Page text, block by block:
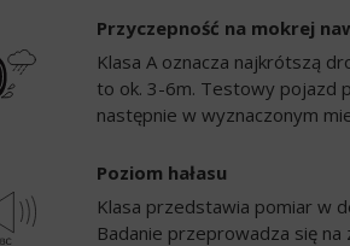
Przyczepność na mokrej
Klasa A oznacza najkrótszą
to ok. 3-6m. Testowy pojazd
następnie w wyznaczonym
Poziom hałasu
Klasa przedstawia pomiar w
Badanie przeprowadza się